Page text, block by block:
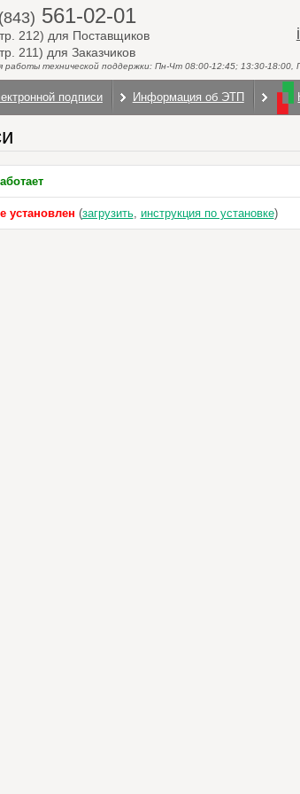
561-02-01
212) для Поставщиков
211) для Заказчиков
работы технической поддержки: Пн-Чт 08:00-12:45; 13:30-18:00,
подписи Информация об ЭТП
установлен (загрузить, инструкция по установке)